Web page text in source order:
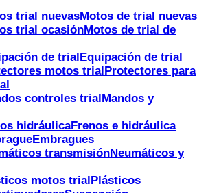
Motos de trial nuevas
Motos de trial de
Equipación de trial
Protectores para
Mandos y
Frenos e hidráulica
Embragues
Neumáticos y
Plásticos